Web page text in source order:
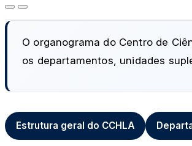
O organograma do Centro de
os departamentos, unidades
Estrutura geral do CCHLA